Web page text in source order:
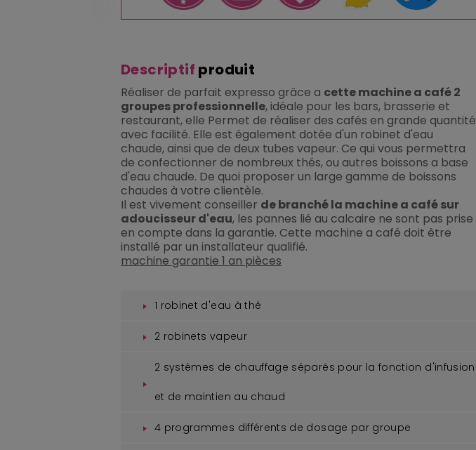
Descriptif produit
Réaliser de parfait expresso grâce a cette machine a café 2
groupes professionnelle, idéale pour les bars, brasserie et
restaurant, elle Permet de réaliser des cafés en grande quantité
avec facilité. Elle est également dotée d'un robinet d'eau
chaude, ainsi que de deux tubes vapeur. Ce qui vous permettra
de confectionner de nombreux thés, ou autres boissons a base
d'eau chaude. De quoi proposer un large gamme de boissons
chaudes à votre clientèle.
Il est vivement conseiller de branché la machine a café sur
adoucisseur d'eau, les pannes lié au calcaire ne sont pas prise
en compte dans la garantie. Cette machine a café doit être
installé par un installateur qualifié.
machine garantie 1 an pièces
1 robinet d'eau à thé
2 robinets vapeur
2 systèmes de chauffage séparés pour la fonction d'infusion
et de maintien au chaud
4 programmes différents de dosage par groupe